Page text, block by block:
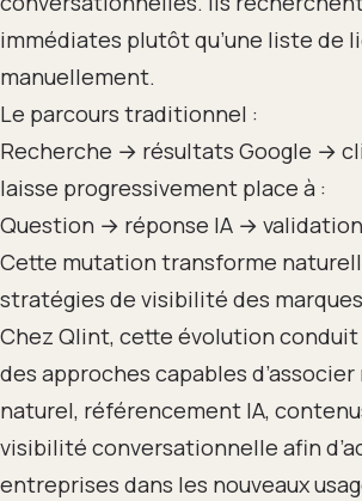
immédiates plutôt qu’une liste de
manuellement.
Le parcours traditionnel :
Recherche → résultats Google →
laisse progressivement place à :
Question → réponse IA →
Cette mutation transforme
stratégies de visibilité des
Chez Qlint, cette évolution
des approches capables
naturel, référencement IA,
visibilité conversationnelle afin
entreprises dans les nouveaux